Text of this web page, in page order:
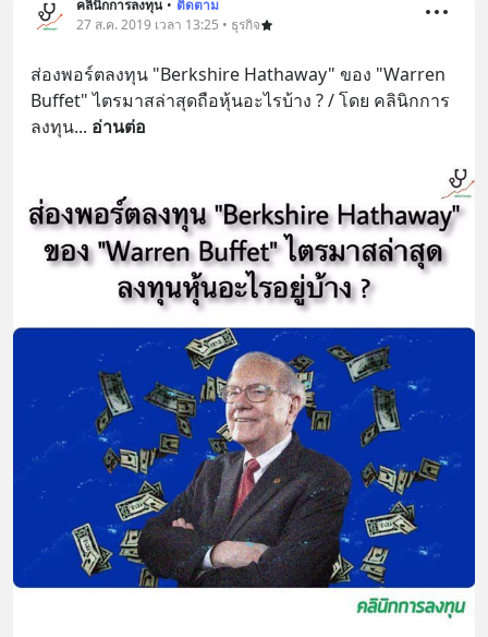
คลินิกการลงทุน • ติดตาม
27 ส.ค. 2019 เวลา 13:25 • ธุรกิจ
ส่องพอร์ตลงทุน "Berkshire Hathaway" ของ "Warren
Buffet" ไตรมาสล่าสุดถือหุ้นอะไรบ้าง ? / โดย คลินิกการ
ลงทุน... อ่านต่อ